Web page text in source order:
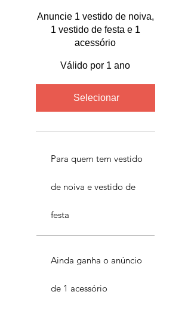
Anuncie 1 vestido de noiva,
1 vestido de festa e 1
acessório
Válido por 1 ano
Selecionar
Para quem tem vestido
de noiva e vestido de
festa
Ainda ganha o anúncio
de 1 acessório